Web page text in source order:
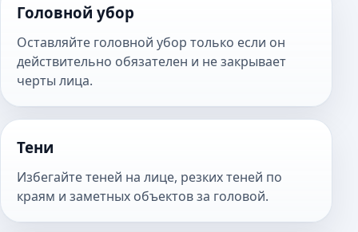
Головной убор
Оставляйте головной убор только если он
действительно обязателен и не закрывает
черты лица.
Тени
Избегайте теней на лице, резких теней по
краям и заметных объектов за головой.